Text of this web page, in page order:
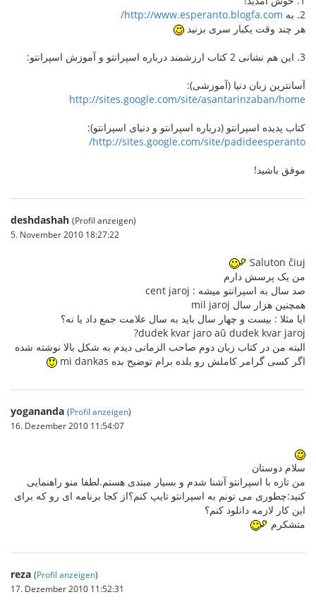
2. به
http://www.esperanto.blogfa.com/
هر چند وقت یکبار سری بزنید
3. این هم نشانی 2 کتاب ارزشمند درباره اسپرانتو و آموزش اسپرانتو:
آسانترین زبان دنیا (آموزشی):
http://sites.google.com/site/asantarinzaban/home
کتاب پدیده اسپرانتو (درباره اسپرانتو و دنیای اسپرانتو):
http://sites.google.com/site/padideesperanto/
موفق باشید!
deshdashah (Profil anzeigen)
5. November 2010 18:27:22
Saluton ĉiuj
من یک پرسش دارم
صد سال به اسپرانتو میشه : cent jaroj
همچنین هزار سال mil jaroj
ایا مثلا : بیست و چهار سال باید به سال علامت جمع داد یا نه؟
dudek kvar jaro aŭ dudek kvar jaroj?
البته من در کتاب زبان دوم صاحب الزمانی دیدم به شکل بالا نوشته شده
اگر کسی گرامر کاملش رو بلده برام توضیح بده mi dankas
yogananda (Profil anzeigen)
16. Dezember 2010 11:54:07
سلام دوستان
من تازه با اسپرانتو آشنا شدم و بسیار مبتدی هستم.لطفا منو راهنمایی
کنید:چطوری می تونم به اسپرانتو تایپ کنم؟از کجا برنامه ای رو که برای
این کار لازمه دانلود کنم؟
متشکرم
reza (Profil anzeigen)
17. Dezember 2010 11:52:31